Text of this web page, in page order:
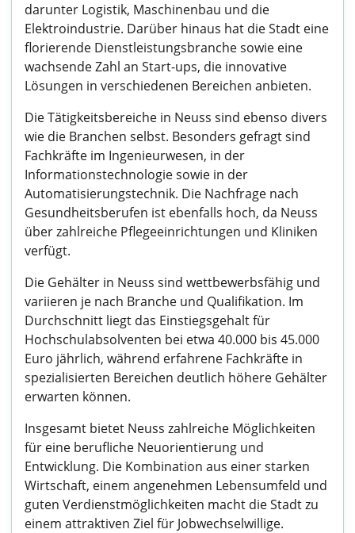
darunter Logistik, Maschinenbau und die
Elektroindustrie. Darüber hinaus hat die Stadt eine
florierende Dienstleistungsbranche sowie eine
wachsende Zahl an Start-ups, die innovative
Lösungen in verschiedenen Bereichen anbieten.
Die Tätigkeitsbereiche in Neuss sind ebenso divers
wie die Branchen selbst. Besonders gefragt sind
Fachkräfte im Ingenieurwesen, in der
Informationstechnologie sowie in der
Automatisierungstechnik. Die Nachfrage nach
Gesundheitsberufen ist ebenfalls hoch, da Neuss
über zahlreiche Pflegeeinrichtungen und Kliniken
verfügt.
Die Gehälter in Neuss sind wettbewerbsfähig und
variieren je nach Branche und Qualifikation. Im
Durchschnitt liegt das Einstiegsgehalt für
Hochschulabsolventen bei etwa 40.000 bis 45.000
Euro jährlich, während erfahrene Fachkräfte in
spezialisierten Bereichen deutlich höhere Gehälter
erwarten können.
Insgesamt bietet Neuss zahlreiche Möglichkeiten
für eine berufliche Neuorientierung und
Entwicklung. Die Kombination aus einer starken
Wirtschaft, einem angenehmen Lebensumfeld und
guten Verdienstmöglichkeiten macht die Stadt zu
einem attraktiven Ziel für Jobwechselwillige.